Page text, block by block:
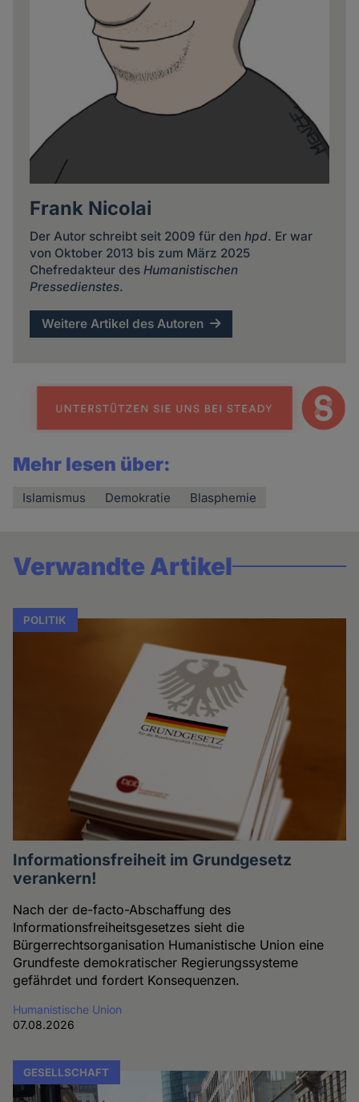
Frank Nicolai
Der Autor schreibt seit 2009 für den hpd. Er war
von Oktober 2013 bis zum März 2025
Chefredakteur des Humanistischen
Pressedienstes.
Weitere Artikel des Autoren
Mehr lesen über:
Islamismus Demokratie Blasphemie
Verwandte Artikel
POLITIK
Informationsfreiheit im Grundgesetz
verankern!
Nach der de-facto-Abschaffung des
Informationsfreiheitsgesetzes sieht die
Bürgerrechtsorganisation Humanistische Union eine
Grundfeste demokratischer Regierungssysteme
gefährdet und fordert Konsequenzen.
Humanistische Union
07.08.2026
GESELLSCHAFT